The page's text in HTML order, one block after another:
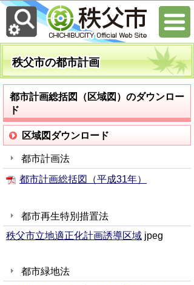
秩父市の都市計画
都市計画総括図（区域図）のダウンロー
ド
区域図ダウンロード
都市計画法
都市計画総括図（平成31年）
都市再生特別措置法
秩父市立地適正化計画誘導区域 jpeg
都市緑地法